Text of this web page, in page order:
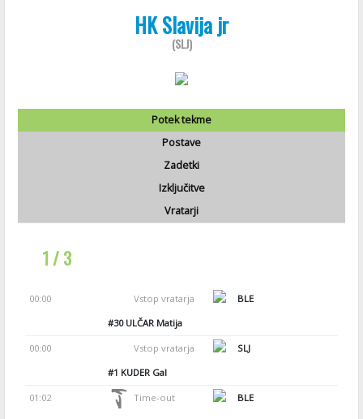
HK Slavija jr
(SLJ)
Potek tekme
Postave
Zadetki
Izključitve
Vratarji
1 / 3
00:00 Vstop vratarja
BLE
#30ULČAR Matija
00:00 Vstop vratarja
SLJ
#1 KUDER Gal
01:02 Time-out BLE